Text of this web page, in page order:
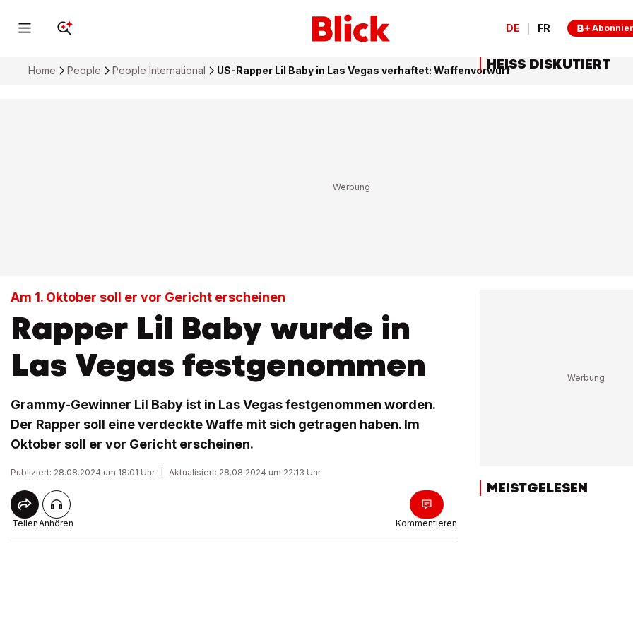
DE FR
Home People People International US-Rapper Lil Baby in Las Vegas verhaftet: Waffenvorwurf
Am 1. Oktober soll er vor Gericht erscheinen
Rapper Lil Baby wurde in
Las Vegas festgenommen
Grammy-Gewinner Lil Baby ist in Las Vegas festgenommen worden.
Der Rapper soll eine verdeckte Waffe mit sich getragen haben. Im
Oktober soll er vor Gericht erscheinen.
Publiziert: 28.08.2024 um 18:01 Uhr Aktualisiert: 28.08.2024 um 22:13 Uhr
TeilenAnhören Kommentieren
HEISS DISKUTIERT
MEISTGELESEN